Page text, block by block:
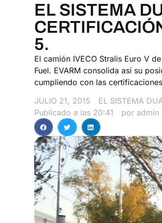
EL SISTEMA
5.
El camión IVECO Stralis Euro V
Fuel. EVARM consolida así su
cumpliendo con las
JULIO 21, 2015
EL SISTEMA
Publicado a las 20:41 por admin